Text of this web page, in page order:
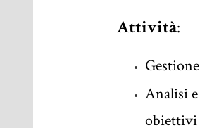
Attività:
Analisi
obiettivi